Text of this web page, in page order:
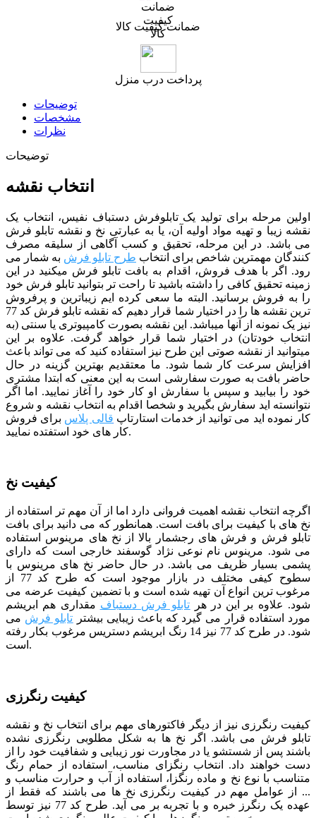
ضمانت کیفیت کالا
پرداخت درب منزل
توضیحات
مشخصات
نظرات
توضیحات
انتخاب نقشه
اولین مرحله برای تولید یک تابلوفرش دستباف نفیس، انتخاب یک
نقشه زیبا و تهیه مواد اولیه آن، یا به عبارتی نخ و نقشه تابلو فرش
می باشد. در این مرحله، تحقیق و کسب آگاهی از سلیقه مصرف
کنندگان مهمترین شاخص برای انتخاب طرح تابلو فرش به شمار می
رود. اگر با هدف فروش، اقدام به بافت تابلو فرش میکنید در این
زمینه تحقیق کافی را داشته باشید تا راحت تر بتوانید تابلو فرش خود
را به فروش برسانید. البته ما سعی کرده ایم زیباترین و پرفروش
ترین نقشه ها را در اختیار شما قرار دهیم که نقشه تابلو فرش کد 77
نیز یک نمونه از آنها میباشد. این نقشه بصورت کامپیوتری یا سنتی (به
انتخاب خودتان) در اختیار شما قرار خواهد گرفت. علاوه بر این
میتوانید از نقشه صوتی این طرح نیز استفاده کنید که می تواند باعث
افزایش سرعت کار شما شود. ما معتقدیم بهترین گزینه در حال
حاضر بافت به صورت سفارشی است به این معنی که ابتدا مشتری
خود را بیابید و سپس با سفارش او کار خود را آغاز نمایید. اما اگر
نتوانسته اید سفارش بگیرید و شخصا اقدام به انتخاب نقشه و شروع
کار نموده اید می توانید از خدمات استارتاپ قالی پلاس برای فروش
کار های خود استفتده نمایید.
کیفیت نخ
اگرچه انتخاب نقشه اهمیت فروانی دارد اما از آن مهم تر استفاده از
نخ های با کیفیت برای بافت است. همانطور که می دانید برای بافت
تابلو فرش و فرش های رجشمار بالا از نخ های مرینوس استفاده
می شود. مرینوس نام نوعی نژاد گوسفند خارجی است که دارای
پشمی بسیار ظریف می باشد. در حال حاضر نخ های مرینوس با
سطوح کیفی مختلف در بازار موجود است که طرح کد 77 از
مرغوب ترین انواع آن تهیه شده است و با تضمین کیفیت عرضه می
شود. علاوه بر این در هر تابلو فرش دستباف مقداری هم ابریشم
مورد استفاده قرار می گیرد که باعث زیبایی بیشتر
تابلو فرش می
شود. در طرح کد 77 نیز 14 رنگ ابریشم دستریس مرغوب بکار رفته
است.
کیفیت رنگرزی
کیفیت رنگرزی نیز از دیگر فاکتورهای مهم برای انتخاب نخ و نقشه
تابلو فرش می باشد. اگر نخ ها به شکل مطلوبی رنگرزی نشده
باشند پس از شستشو یا در مجاورت نور زیبایی و شفافیت خود را از
دست خواهند داد. انتخاب رنگزای مناسب، استفاده از حمام رنگ
متناسب با نوع نخ و ماده رنگزا، استفاده از آب و حرارت مناسب و
... از عوامل مهم در کیفیت رنگرزی نخ ها می باشند که فقط از
عهده یک رنگرز خبره و با تجربه بر می آید. طرح کد 77 نیز توسط